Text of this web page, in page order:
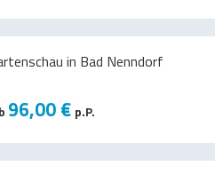
in Bad Nenndorf
96,00 € p.P.